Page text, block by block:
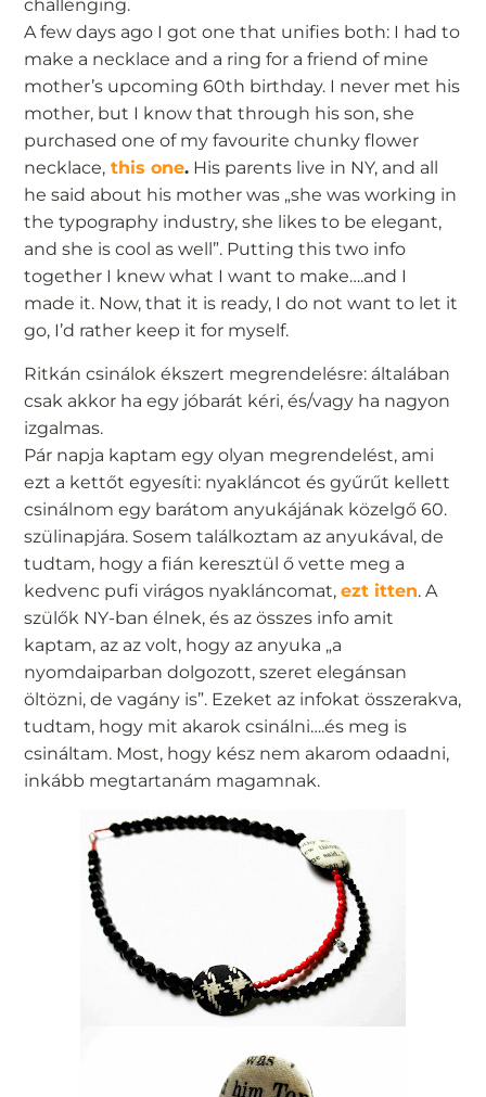
challenging.
A few days ago I got one that unifies both: I had to
make a necklace and a ring for a friend of mine
mother’s upcoming 60th birthday. I never met his
mother, but I know that through his son, she
purchased one of my favourite chunky flower
necklace, this one. His parents live in NY, and all
he said about his mother was „she was working in
the typography industry, she likes to be elegant,
and she is cool as well”. Putting this two info
together I knew what I want to make….and I
made it. Now, that it is ready, I do not want to let it
go, I’d rather keep it for myself.
Ritkán csinálok ékszert megrendelésre: általában
csak akkor ha egy jóbarát kéri, és/vagy ha nagyon
izgalmas.
Pár napja kaptam egy olyan megrendelést, ami
ezt a kettőt egyesíti: nyakláncot és gyűrűt kellett
csinálnom egy barátom anyukájának közelgő 60.
szülinapjára. Sosem találkoztam az anyukával, de
tudtam, hogy a fián keresztül ő vette meg a
kedvenc pufi virágos nyakláncomat,ezt itten. A
szülők NY-ban élnek, és az összes info amit
kaptam, az az volt, hogy az anyuka „a
nyomdaiparban dolgozott, szeret elegánsan
öltözni, de vagány is”. Ezeket az infokat összerakva,
tudtam, hogy mit akarok csinálni….és meg is
csináltam. Most, hogy kész nem akarom odaadni,
inkább megtartanám magamnak.